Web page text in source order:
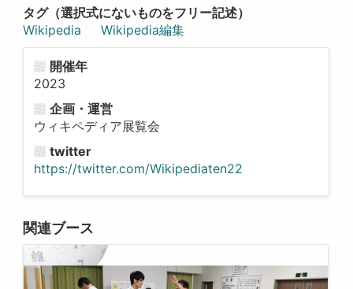
タグ（選択式にないものをフリー記述）
Wikipedia
Wikipedia編集
開催年
2023
企画・運営
ウィキペディア展覧会
twitter
https://twitter.com/Wikipediaten22
関連ブース